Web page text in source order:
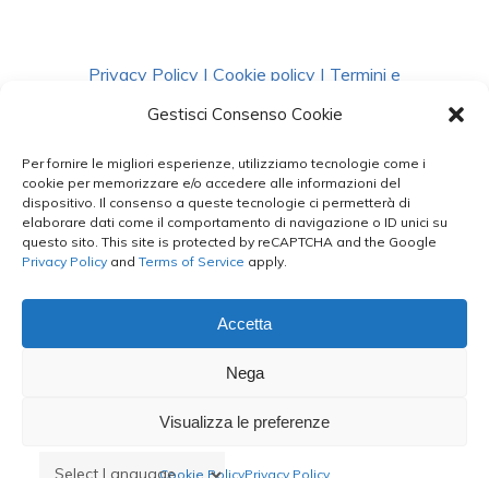
Gestisci Consenso Cookie
Per fornire le migliori esperienze, utilizziamo tecnologie come i
cookie per memorizzare e/o accedere alle informazioni del
dispositivo. Il consenso a queste tecnologie ci permetterà di
elaborare dati come il comportamento di navigazione o ID unici su
questo sito. This site is protected by reCAPTCHA and the Google
Privacy Policy and Terms of Service apply.
Accetta
Nega
Visualizza le preferenze
Cookie PolicyPrivacy Policy
Privacy Policy | Cookie policy | Termini e
Condizioni|Richiedi Dati
facebook instagram whatsappphone
email
Le Bontà del Capo ©